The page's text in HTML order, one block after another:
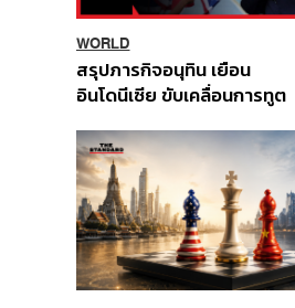
WORLD
สรุปภารกิจอนุทิน เยือน
อินโดนีเซีย ขับเคลื่อนการทูต
ส่วนยุทธศาสตร์ไทย –
อินโดนีเซีย